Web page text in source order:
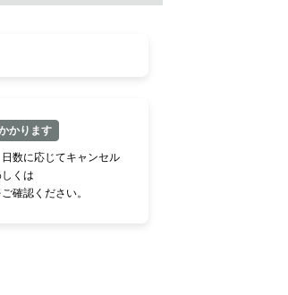
かります
数に応じてキャンセル
くは
ご確認ください。